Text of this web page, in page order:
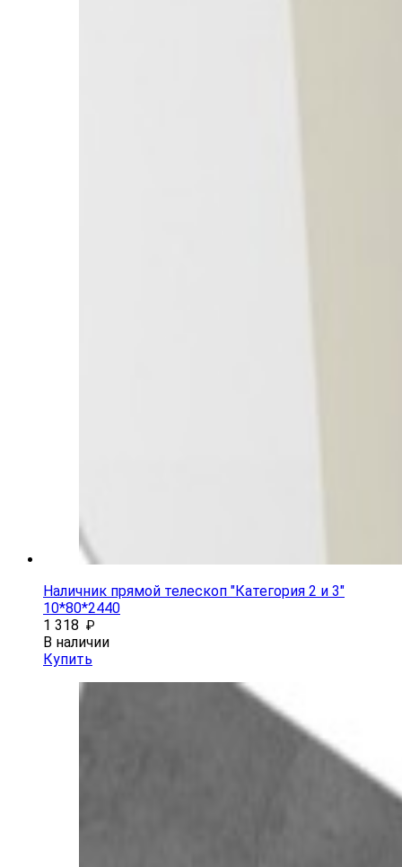
Наличник прямой телескоп "Категория 2 и 3"
10*80*2440
1 318 ₽
В наличии
Купить